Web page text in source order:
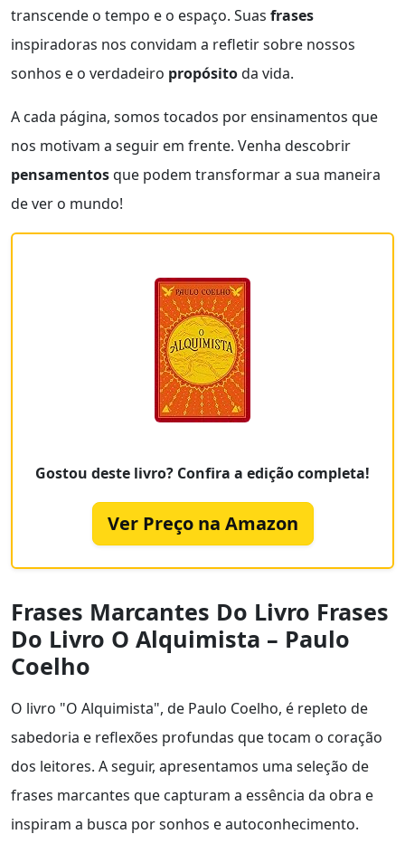
transcende o tempo e o espaço. Suas frases
inspiradoras nos convidam a refletir sobre nossos
sonhos e o verdadeiro propósitoda vida.
A cada página, somos tocados por ensinamentos que
nos motivam a seguir em frente. Venha descobrir
pensamentosque podem transformar a sua maneira
de ver o mundo!
Gostou deste livro? Confira a edição completa!
Ver Preço na Amazon
Frases Marcantes Do Livro Frases
Do Livro O Alquimista – Paulo
Coelho
O livro "O Alquimista", de Paulo Coelho, é repleto de
sabedoria e reflexões profundas que tocam o coração
dos leitores. A seguir, apresentamos uma seleção de
frases marcantes que capturam a essência da obra e
inspiram a busca por sonhos e autoconhecimento.